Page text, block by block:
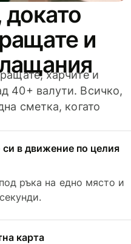
докато
и
харчите и
40+ валути. Всичко,
сметка, когато
си в движение по целия
ръка на едно място и
карта